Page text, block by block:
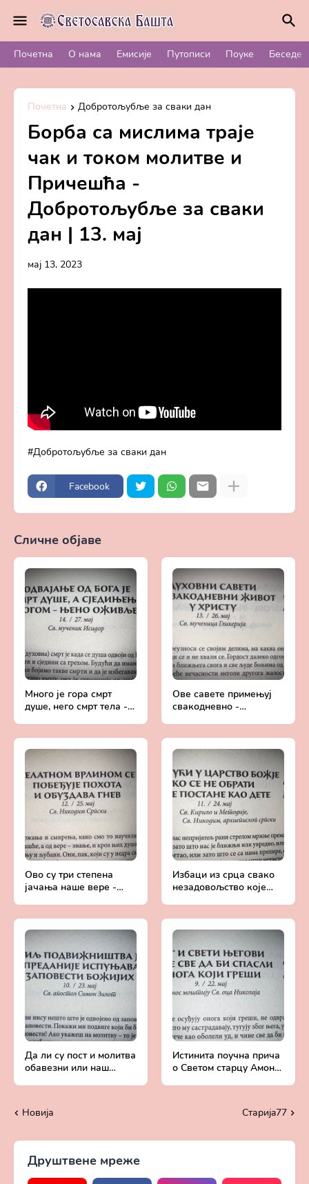
Почетна О нама Емисије Путописи Поуке Беседе
Почетна Добротољубље за сваки дан
Борба са мислима траје
чак и током молитве и
Причешћа -
Добротољубље за сваки
дан | 13. мај
мај 13, 2023
Добротољубље за сваки дан
Facebook
Сличне објаве
Много је гора смрт
душе, него смрт тела -
Ове савете примењуј
свакодневно -
Ово су три степена
јачања наше вере -
Избаци из срца свако
незадовољство које
Да ли су пост и молитва
обавезни или наш
Истинита поучна прича
о Светом старцу Амону
Новија
Старијa77
Друштвене мреже